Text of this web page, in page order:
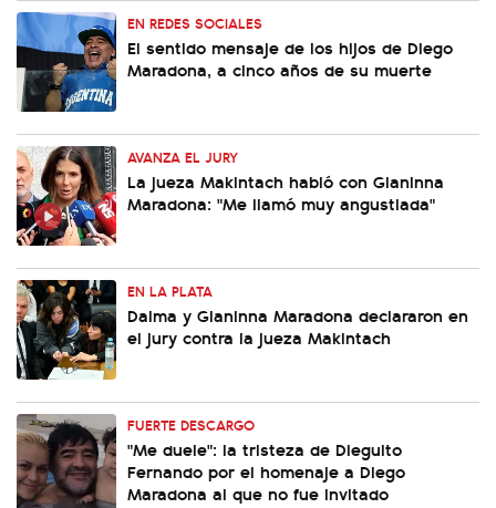
EN REDES SOCIALES
El sentido mensaje de los hijos de Diego
Maradona, a cinco años de su muerte
AVANZA EL JURY
La jueza Makintach habló con Gianinna
Maradona: "Me llamó muy angustiada"
EN LA PLATA
Dalma y Gianinna Maradona declararon en
el jury contra la jueza Makintach
FUERTE DESCARGO
"Me duele": la tristeza de Dieguito
Fernando por el homenaje a Diego
Maradona al que no fue invitado